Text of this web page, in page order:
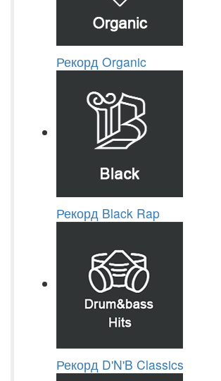
Рекорд Organic
Рекорд Black Rap
Рекорд D'N'B Classics